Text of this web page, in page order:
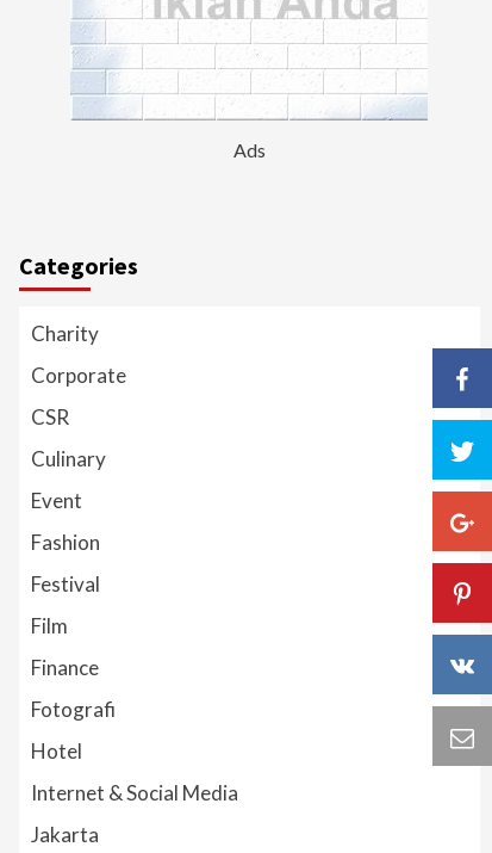
Ads
Categories
Charity
Corporate
CSR
Culinary
Event
Fashion
Festival
Film
Finance
Fotografi
Hotel
Internet & Social Media
Jakarta